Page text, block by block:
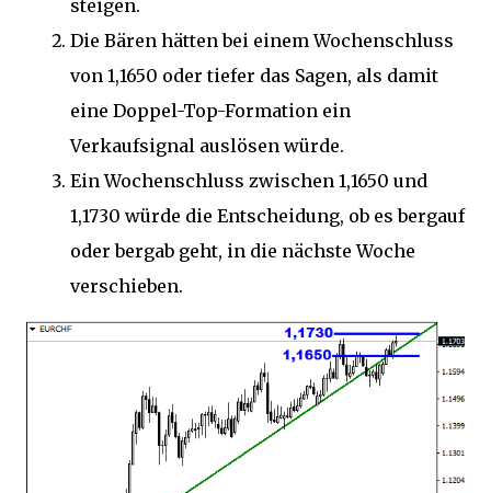
steigen.
Die Bären hätten bei einem Wochenschluss
von 1,1650 oder tiefer das Sagen, als damit
eine Doppel-Top-Formation ein
Verkaufsignal auslösen würde.
Ein Wochenschluss zwischen 1,1650 und
1,1730 würde die Entscheidung, ob es bergauf
oder bergab geht, in die nächste Woche
verschieben.